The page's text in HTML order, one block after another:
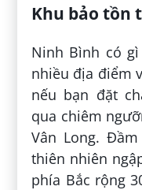
Khu bảo tồn
Ninh Bình có
nhiều địa điểm
nếu bạn đặt
qua chiêm
Vân Long.
thiên nhiên
phía Bắc rộng